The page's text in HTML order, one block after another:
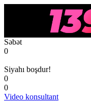
Səbət
0
Siyahı boşdur!
0
0
Video konsultant